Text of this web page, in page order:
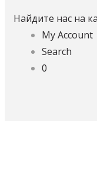
Найдите нас на
My Account
Search
0